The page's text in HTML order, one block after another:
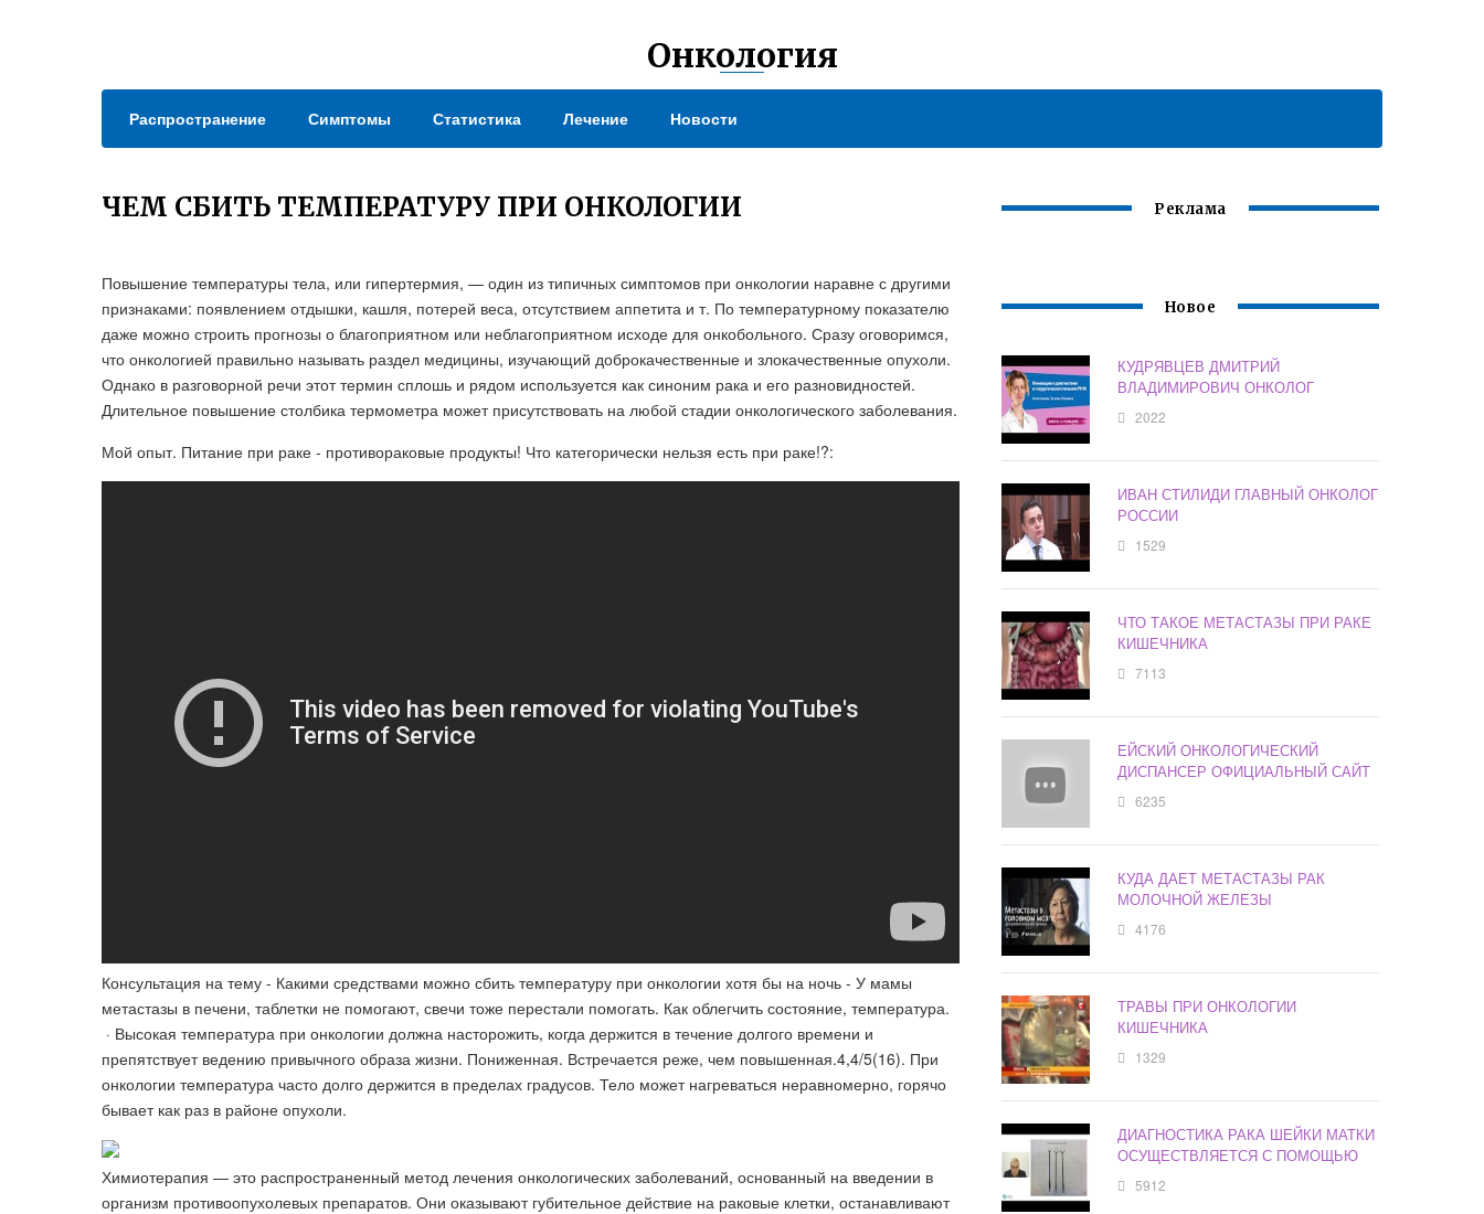
Онкология
Распространение Симптомы Статистика Лечение Новости
ЧЕМ СБИТЬ ТЕМПЕРАТУРУ ПРИ ОНКОЛОГИИ
Повышение температуры тела, или гипертермия, — один из типичных симптомов при онкологии наравне с другими
признаками: появлением отдышки, кашля, потерей веса, отсутствием аппетита и т. По температурному показателю
даже можно строить прогнозы о благоприятном или неблагоприятном исходе для онкобольного. Сразу оговоримся,
что онкологией правильно называть раздел медицины, изучающий доброкачественные и злокачественные опухоли.
Однако в разговорной речи этот термин сплошь и рядом используется как синоним рака и его разновидностей.
Длительное повышение столбика термометра может присутствовать на любой стадии онкологического заболевания.
Мой опыт. Питание при раке - противораковые продукты! Что категорически нельзя есть при раке!?:
Консультация на тему - Какими средствами можно сбить температуру при онкологии хотя бы на ночь - У мамы
метастазы в печени, таблетки не помогают, свечи тоже перестали помогать. Как облегчить состояние, температура.
· Высокая температура при онкологии должна насторожить, когда держится в течение долгого времени и
препятствует ведению привычного образа жизни. Пониженная. Встречается реже, чем повышенная.4,4/5(16). При
онкологии температура часто долго держится в пределах градусов. Тело может нагреваться неравномерно, горячо
бывает как раз в районе опухоли.
Химиотерапия — это распространенный метод лечения онкологических заболеваний, основанный на введении в
организм противоопухолевых препаратов. Они оказывают губительное действие на раковые клетки, останавливают
Реклама
Новое
КУДРЯВЦЕВ ДМИТРИЙ
ВЛАДИМИРОВИЧ ОНКОЛОГ
2022
ИВАН СТИЛИДИ ГЛАВНЫЙ ОНКОЛОГ
РОССИИ
1529
ЧТО ТАКОЕ МЕТАСТАЗЫ ПРИ РАКЕ
КИШЕЧНИКА
7113
ЕЙСКИЙ ОНКОЛОГИЧЕСКИЙ
ДИСПАНСЕР ОФИЦИАЛЬНЫЙ САЙТ
6235
КУДА ДАЕТ МЕТАСТАЗЫ РАК
МОЛОЧНОЙ ЖЕЛЕЗЫ
4176
ТРАВЫ ПРИ ОНКОЛОГИИ
КИШЕЧНИКА
1329
ДИАГНОСТИКА РАКА ШЕЙКИ МАТКИ
ОСУЩЕСТВЛЯЕТСЯ С ПОМОЩЬЮ
5912